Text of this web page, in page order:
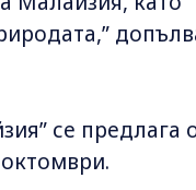
се предлага